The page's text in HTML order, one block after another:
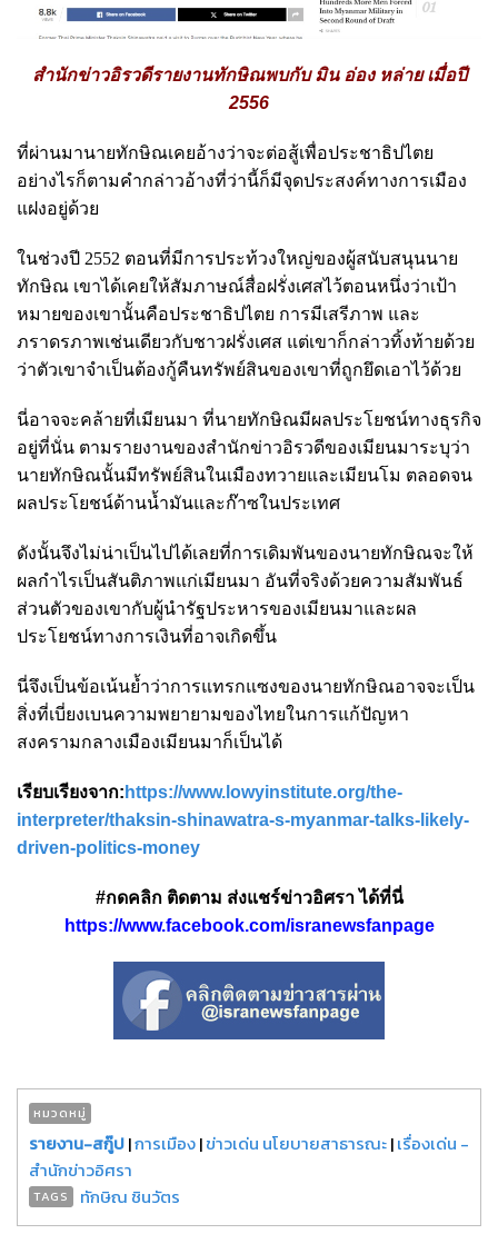
สำนักข่าวอิรวดีรายงานทักษิณพบกับ มิน อ่อง หล่าย เมื่อปี
2556
ที่ผ่านมานายทักษิณเคยอ้างว่าจะต่อสู้เพื่อประชาธิปไตย
อย่างไรก็ตามคำกล่าวอ้างที่ว่านี้ก็มีจุดประสงค์ทางการเมือง
แฝงอยู่ด้วย
ในช่วงปี 2552 ตอนที่มีการประท้วงใหญ่ของผู้สนับสนุนนาย
ทักษิณ เขาได้เคยให้สัมภาษณ์สื่อฝรั่งเศสไว้ตอนหนึ่งว่าเป้า
หมายของเขานั้นคือประชาธิปไตย การมีเสรีภาพ และ
ภราดรภาพเช่นเดียวกับชาวฝรั่งเศส แต่เขาก็กล่าวทิ้งท้ายด้วย
ว่าตัวเขาจำเป็นต้องกู้คืนทรัพย์สินของเขาที่ถูกยึดเอาไว้ด้วย
นี่อาจจะคล้ายที่เมียนมา ที่นายทักษิณมีผลประโยชน์ทางธุรกิจ
อยู่ที่นั่น ตามรายงานของสำนักข่าวอิรวดีของเมียนมาระบุว่า
นายทักษิณนั้นมีทรัพย์สินในเมืองทวายและเมียนโม ตลอดจน
ผลประโยชน์ด้านน้ำมันและก๊าซในประเทศ
ดังนั้นจึงไม่น่าเป็นไปได้เลยที่การเดิมพันของนายทักษิณจะให้
ผลกำไรเป็นสันติภาพแก่เมียนมา อันที่จริงด้วยความสัมพันธ์
ส่วนตัวของเขากับผู้นํารัฐประหารของเมียนมาและผล
ประโยชน์ทางการเงินที่อาจเกิดขึ้น
นี่จึงเป็นข้อเน้นย้ำว่าการแทรกแซงของนายทักษิณอาจจะเป็น
สิ่งที่เบี่ยงเบนความพยายามของไทยในการแก้ปัญหา
สงครามกลางเมืองเมียนมาก็เป็นได้
เรียบเรียงจาก: https://www.lowyinstitute.org/the-
interpreter/thaksin-shinawatra-s-myanmar-talks-likely-
driven-politics-money
#กดคลิก ติดตาม ส่งแชร์ข่าวอิศรา ได้ที่นี่
https://www.facebook.com/isranewsfanpage
หมวดหมู่
รายงาน-สกู๊ป|การเมือง|ข่าวเด่น นโยบายสาธารณะ|เรื่องเด่น -
สำนักข่าวอิศรา
TAGS ทักษิณ ชินวัตร